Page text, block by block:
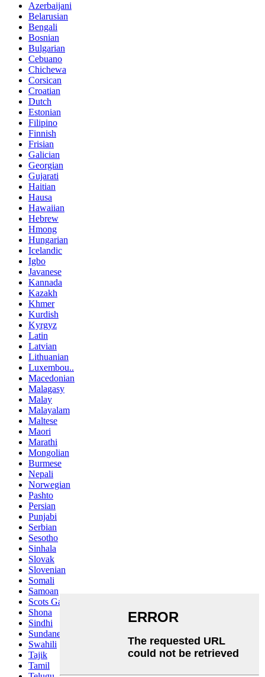
Azerbaijani
Belarusian
Bengali
Bosnian
Bulgarian
Cebuano
Chichewa
Corsican
Croatian
Dutch
Estonian
Filipino
Finnish
Frisian
Galician
Georgian
Gujarati
Haitian
Hausa
Hawaiian
Hebrew
Hmong
Hungarian
Icelandic
Igbo
Javanese
Kannada
Kazakh
Khmer
Kurdish
Kyrgyz
Latin
Latvian
Lithuanian
Luxembou..
Macedonian
Malagasy
Malay
Malayalam
Maltese
Maori
Marathi
Mongolian
Burmese
Nepali
Norwegian
Pashto
Persian
Punjabi
Serbian
Sesotho
Sinhala
Slovak
Slovenian
Somali
Samoan
Scots Gaelic
Shona
Sindhi
Sundanese
Swahili
Tajik
Tamil